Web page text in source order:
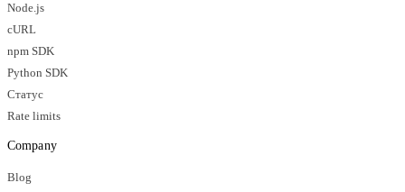
Node.js
cURL
npm SDK
Python SDK
Статус
Rate limits
Company
Blog